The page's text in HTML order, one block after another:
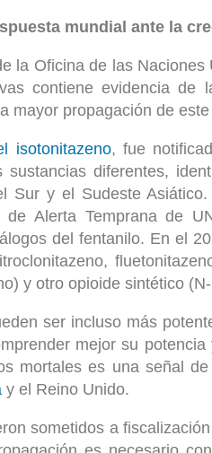
mundial ante la
la Oficina de las
contiene evidencia
mayor propagación de
isotonitazeno, fue
sustancias diferentes,
Sur y el Sudeste
de Alerta Temprana de
del fentanilo. En el
y otro opioide sintético
ser incluso más
mejor su
mortales es una señal
y el Reino Unido.
sometidos a